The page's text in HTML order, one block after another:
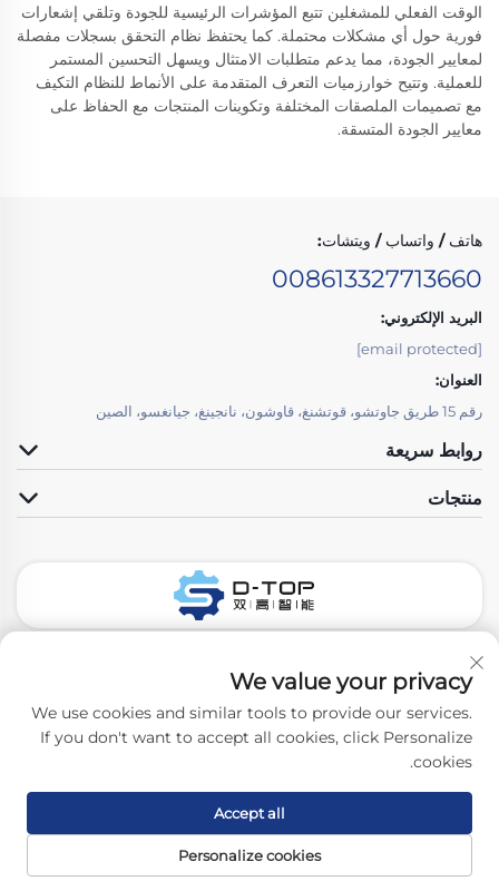
الوقت الفعلي للمشغلين تتبع المؤشرات الرئيسية للجودة وتلقي إشعارات
فورية حول أي مشكلات محتملة. كما يحتفظ نظام التحقق بسجلات مفصلة
لمعايير الجودة، مما يدعم متطلبات الامتثال ويسهل التحسين المستمر
للعملية. وتتيح خوارزميات التعرف المتقدمة على الأنماط للنظام التكيف
مع تصميمات الملصقات المختلفة وتكوينات المنتجات مع الحفاظ على
معايير الجودة المتسقة.
هاتف / واتساب / ويتشات:
008613327713660
البريد الإلكتروني:
[email protected]
العنوان:
رقم 15 طريق جاوتشو، قوتشنغ، قاوشون، نانجينغ، جيانغسو، الصين
روابط سريعة
منتجات
We value your privacy
We use cookies and similar tools to provide our services.
If you don't want to accept all cookies, click Personalize
cookies.
Personalize cookies
Accept all